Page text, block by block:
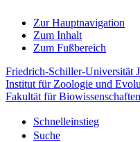
Zur Hauptnavigation
Zum Inhalt
Zum Fußbereich
Friedrich-Schiller-Universität
Institut für Zoologie und
Fakultät für Biowissenschaften
Schnelleinstieg
Suche